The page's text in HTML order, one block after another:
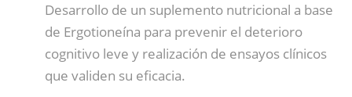
Desarrollo de un suplemento nutricional a base
de Ergotioneína para prevenir el deterioro
cognitivo leve y realización de ensayos clínicos
que validen su eficacia.